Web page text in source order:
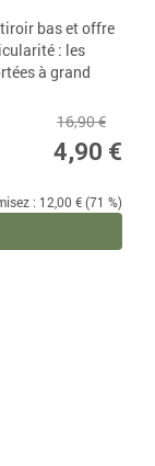
bas et offre
: les
à grand
16,90 €
4,90 €
: 12,00 € (71 %)